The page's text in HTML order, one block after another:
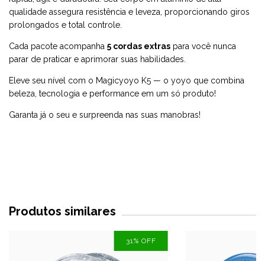
qualidade assegura resistência e leveza, proporcionando giros
prolongados e total controle.
Cada pacote acompanha 5 cordas extras para você nunca
parar de praticar e aprimorar suas habilidades.
Eleve seu nível com o Magicyoyo K5 — o yoyo que combina
beleza, tecnologia e performance em um só produto!
Garanta já o seu e surpreenda nas suas manobras!
Produtos similares
31% OFF